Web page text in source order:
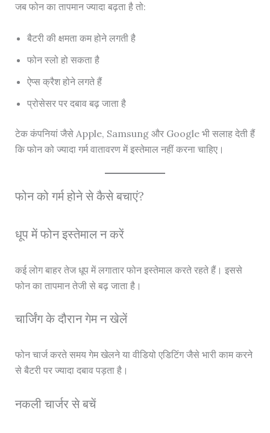
जब फोन का तापमान ज्यादा बढ़ता है तो:
बैटरी की क्षमता कम होने लगती है
फोन स्लो हो सकता है
ऐप्स क्रैश होने लगते हैं
प्रोसेसर पर दबाव बढ़ जाता है
टेक कंपनियां जैसे Apple, Samsung और Google भी सलाह देती हैं
कि फोन को ज्यादा गर्म वातावरण में इस्तेमाल नहीं करना चाहिए।
फोन को गर्म होने से कैसे बचाएं?
धूप में फोन इस्तेमाल न करें
कई लोग बाहर तेज धूप में लगातार फोन इस्तेमाल करते रहते हैं। इससे
फोन का तापमान तेजी से बढ़ जाता है।
चार्जिंग के दौरान गेम न खेलें
फोन चार्ज करते समय गेम खेलने या वीडियो एडिटिंग जैसे भारी काम करने
से बैटरी पर ज्यादा दबाव पड़ता है।
नकली चार्जर से बचें